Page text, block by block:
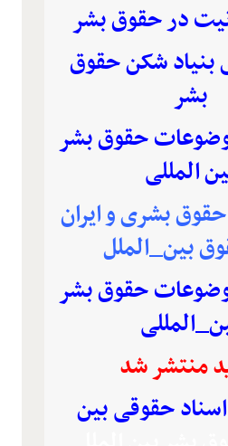
در حقوق بشر
بنیاد شکن حقوق
بشر
حقوق بشر
المللی
بشری و ایران
بین_الملل
حقوق بشر
منتشر شد
حقوقی بین